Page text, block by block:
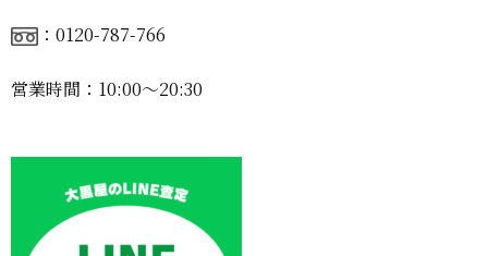
：0120-787-766
営業時間：10:00〜20:30